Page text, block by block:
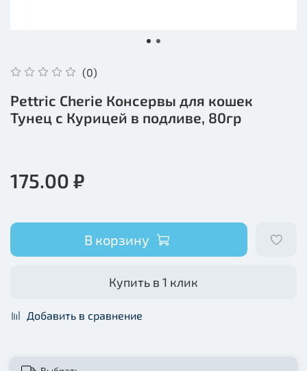
(0)
Pettric Cherie Консервы для кошек
Тунец с Курицей в подливе, 80гр
175.00 ₽
В корзину
Купить в 1 клик
Добавить в сравнение